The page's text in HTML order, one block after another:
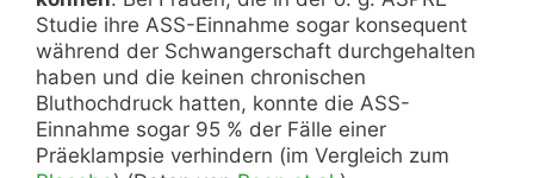
Studie ihre ASS-Einnahme sogar konsequent
während der Schwangerschaft durchgehalten
haben und die keinen chronischen
Bluthochdruck hatten, konnte die ASS-
Einnahme sogar 95 % der Fälle einer
Präeklampsie verhindern (im Vergleich zum